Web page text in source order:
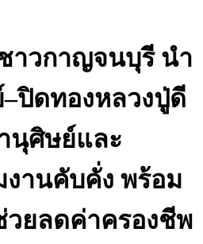
าวกาญจนบุรี นำ
ปิดทองหลวงปู่ดี
นุศิษย์และ
านคับคั่ง พร้อม
วยลดค่าครองชีพ